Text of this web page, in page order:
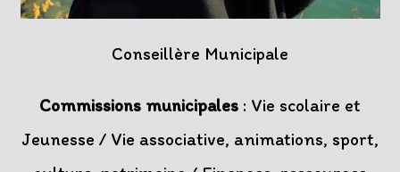
Conseillère Municipale
Commissions municipales : Vie scolaire et
Jeunesse / Vie associative, animations, sport,